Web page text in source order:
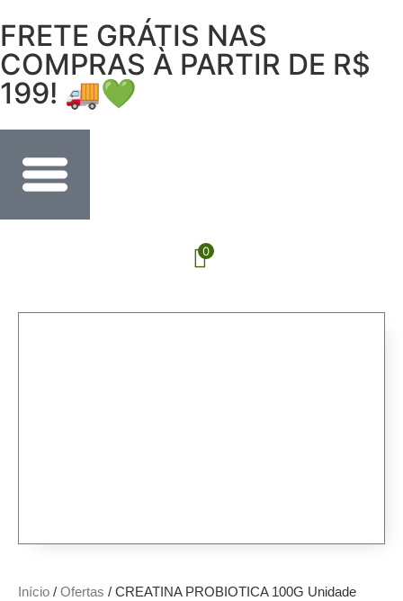
FRETE GRÁTIS NAS
COMPRAS À PARTIR DE R$
199! 🚚💚
0
Início / Ofertas / CREATINA PROBIOTICA 100G Unidade